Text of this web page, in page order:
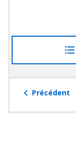
Précédent